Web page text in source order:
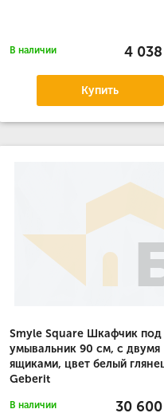
В наличии 4
Купить
Smyle Square Шкафчик под
умывальник 90 см, с двумя
ящиками, цвет белый
Geberit
В наличии 30